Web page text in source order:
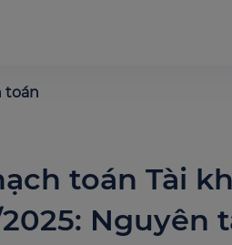
toán
toán Tài
Nguyên